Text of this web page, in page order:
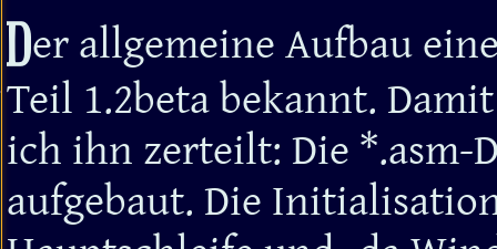
Der allgemeine Aufbau
Teil 1.2beta bekannt.
ich ihn zerteilt: Die *.asm-
aufgebaut. Die